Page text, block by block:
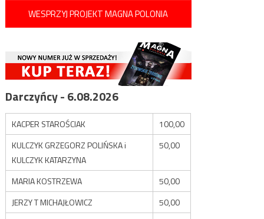
WESPRZYJ PROJEKT MAGNA POLONIA
Darczyńcy - 6.08.2026
KACPER STAROŚCIAK
100,00
KULCZYK GRZEGORZ POLIŃSKA i
KULCZYK KATARZYNA
50,00
MARIA KOSTRZEWA
50,00
JERZY T MICHAJŁOWICZ
50,00